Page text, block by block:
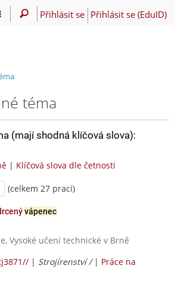
Přihlásit se Přihlásit se (EduID)
téma
(mají shodná klíčová slova):
| Klíčová slova dle četnosti
(celkem 27 prací)
vápenec
Vysoké učení technické v Brně
| Strojírenství / | Práce na